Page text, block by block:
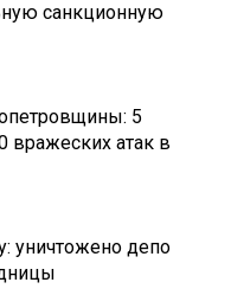
санкционную
5
вражеских атак в
уничтожено депо